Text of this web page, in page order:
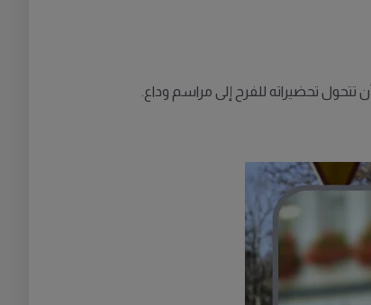
تحضيراته للفرح إلى مراسم وداع.